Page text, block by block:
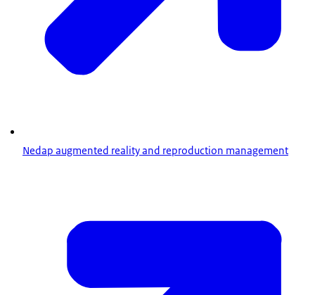
Nedap augmented reality and reproduction management